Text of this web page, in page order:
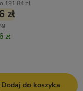
191,84 zł
zł
zł
Dodaj do koszyka